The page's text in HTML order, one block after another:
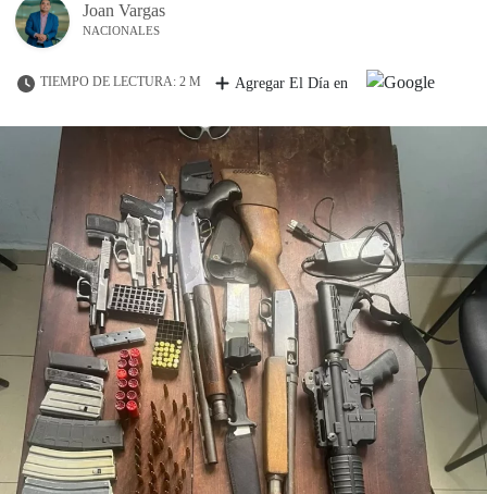
Joan Vargas
NACIONALES
TIEMPO DE LECTURA: 2 M Agregar El Día en